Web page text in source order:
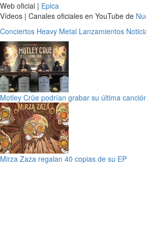
Web oficial | Epica
Vídeos | Canales oficiales en YouTube de
Conciertos Heavy Metal Lanzamientos
Motley Crüe podrían grabar su última
Mirza Zaza regalan 40 copias de su EP